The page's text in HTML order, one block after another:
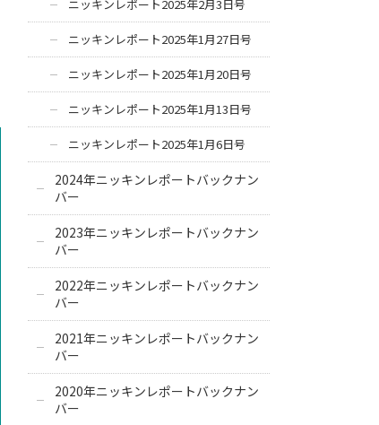
ニッキンレポート2025年2月3日号
ニッキンレポート2025年1月27日号
ニッキンレポート2025年1月20日号
ニッキンレポート2025年1月13日号
ニッキンレポート2025年1月6日号
2024年ニッキンレポートバックナン
バー
2023年ニッキンレポートバックナン
バー
2022年ニッキンレポートバックナン
バー
2021年ニッキンレポートバックナン
バー
2020年ニッキンレポートバックナン
バー